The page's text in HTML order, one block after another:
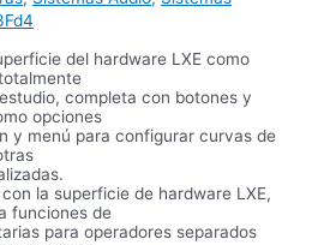
del hardware LXE como
completa con botones y
opciones
y menú para configurar curvas de
la superficie de hardware LXE,
funciones de
para operadores separados